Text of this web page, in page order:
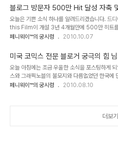
로거들이 계속 이런 자리..
죠. 이벤트에 응모하신 분들 중 총 17분이 정답을
몇분 계셨는데, 오답을 살펴보면 [씨받이]의 강수
원, [접속]의 전도연 등을 적어주신 분도 계십니
추신 17분의 후보자는 다음과 같습니다. 뗏목
아도니스 Rion 나이트 세이버즈 HAHALIGHT
다...
블로그 방문자 500만 Hit 달성 자축
오늘은 기쁜 소식 하나를 알려드리겠습니다. 드
this Film이 개설 3년 4개월만에 500만 히트를
실 다음 View의 정책변화와 메타블로그의 몰락,
록한지 1년 1개월이나 걸렸습니다. 간신히 500만
후련하군요. 방문자 수에 크게 연연하지 않는 경
만 어쨌거나 500만이란 숫자는 무척 뿌듯하게
제 블로그를 찾아주시고 아껴주신 모든 분들께
사의 말씀을 드리겠습니다. 그리고 500만 히트
페니웨이™의 궁시렁 2010.10.07
미국 코믹스 전문 블로거 궁극의 힘
났습니다.
오늘 아침에는 조금 우울한 소식을 포스팅하게
스와 그래픽노블의 불모지와 다름없었던 한국에
전해 주면서 왕성한 활동을 보여주셨던 블로거 궁
정식 출간되는데 무시못할 영향을 주신 분이라 더
페니웨이™의 궁시렁 2010.08.10
더보기